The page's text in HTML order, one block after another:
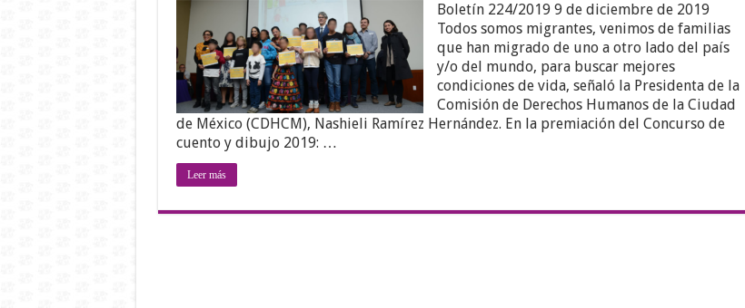
Boletín 224/2019 9 de diciembre de 2019
Todos somos migrantes, venimos de familias
que han migrado de uno a otro lado del país
y/o del mundo, para buscar mejores
condiciones de vida, señaló la Presidenta de la
Comisión de Derechos Humanos de la Ciudad
de México (CDHCM), Nashieli Ramírez Hernández. En la premiación del Concurso de
cuento y dibujo 2019: …
Leer más